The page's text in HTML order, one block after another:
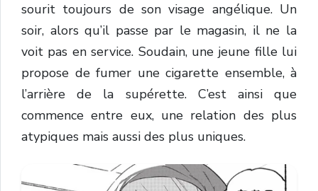
sourit toujours de son visage angélique. Un
soir, alors qu’il passe par le magasin, il ne la
voit pas en service. Soudain, une jeune fille lui
propose de fumer une cigarette ensemble, à
l’arrière de la supérette. C’est ainsi que
commence entre eux, une relation des plus
atypiques mais aussi des plus uniques.